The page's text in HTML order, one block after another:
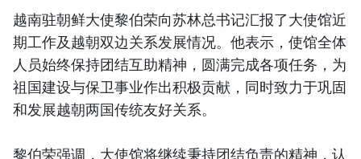
越南驻朝鲜大使黎伯荣向苏林总书记汇报了大使馆近
期工作及越朝双边关系发展情况。他表示，使馆全体
人员始终保持团结互助精神，圆满完成各项任务，为
祖国建设与保卫事业作出积极贡献，同时致力于巩固
和发展越朝两国传统友好关系。
黎伯荣强调，大使馆将继续秉持团结负责的精神，认